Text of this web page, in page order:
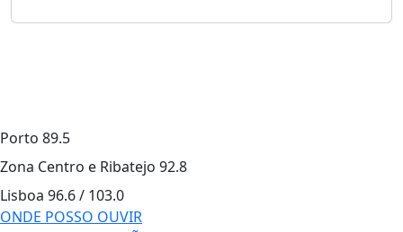
Porto 89.5
Zona Centro e Ribatejo 92.8
Lisboa 96.6 / 103.0
ONDE POSSO OUVIR